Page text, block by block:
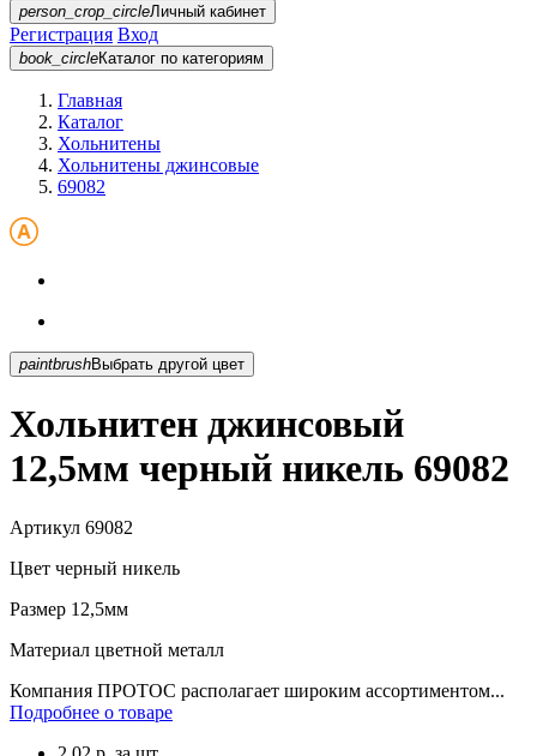
person_crop_circleЛичный кабинет
Регистрация Вход
book_circleКаталог по категориям
Главная
Каталог
Хольнитены
Хольнитены джинсовые
69082
paintbrush Выбрать другой цвет
Хольнитен джинсовый
12,5мм черный никель 69082
Артикул 69082
Цвет черный никель
Размер 12,5мм
Материал цветной металл
Компания ПРОТОС располагает широким ассортиментом...
Подробнее о товаре